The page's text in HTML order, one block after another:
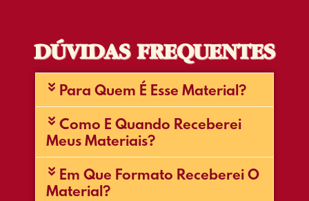
DÚVIDAS FREQUENTES
Para Quem É Esse Material?
Como E Quando Receberei
Meus Materiais?
Em Que Formato Receberei O
Material?